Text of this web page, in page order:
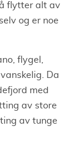
flytter alt av
og er noe
flygel,
Da
med
av store
av tunge